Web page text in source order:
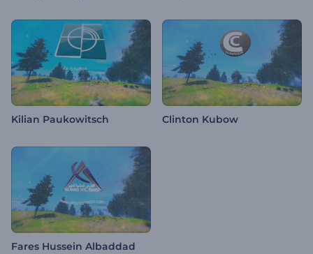
Kilian Paukowitsch Clinton Kubow
Fares Hussein Albaddad